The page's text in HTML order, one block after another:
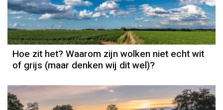
Hoe zit het? Waarom zijn wolken niet echt wit
of grijs (maar denken wij dit wel)?